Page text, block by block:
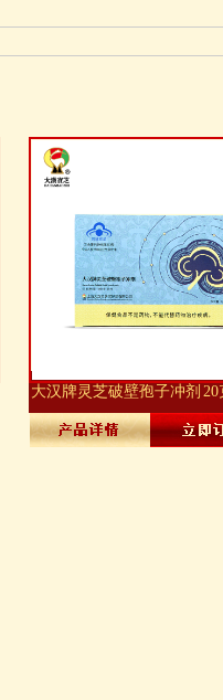
大汉牌灵芝破壁孢子冲剂 20
*20包 纸盒装